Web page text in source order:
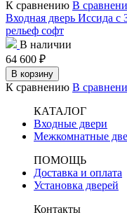
К сравнению В
Входная дверь Иссида
рельеф софт
В наличии
64 600 ₽
В корзину
К сравнению В
КАТАЛОГ
Входные двери
Межкомнатные
ПОМОЩЬ
Доставка и оплата
Установка дверей
Контакты